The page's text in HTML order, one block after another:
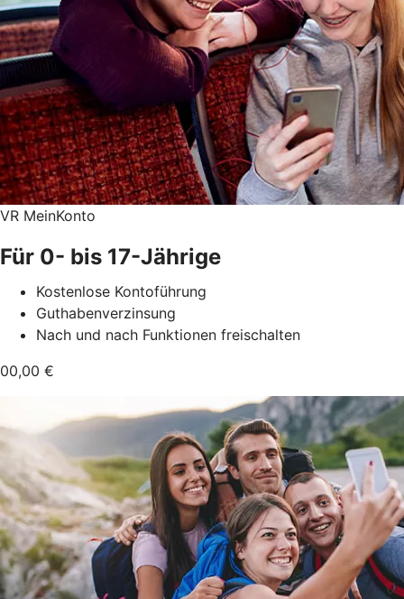
VR MeinKonto
Für 0- bis 17-Jährige
Kostenlose Kontoführung
Guthabenverzinsung
Nach und nach Funktionen freischalten
00,00 €